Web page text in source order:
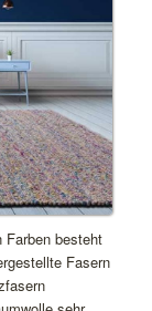
Farben besteht
Fasern